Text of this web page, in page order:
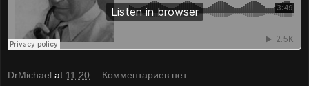
DrMichael at 11:20 Комментариев нет: